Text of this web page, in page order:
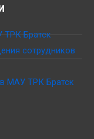
ТРК Братск
сотрудников
МАУ ТРК Братск